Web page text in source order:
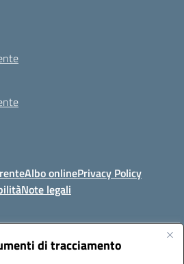
di tracciamento
Albo onlinePrivacy Policy
Note legali
(SS)